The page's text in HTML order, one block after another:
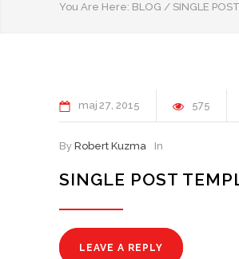
You Are Here: BLOG / SINGLE
maj 27 2015 575
By Robert Kuzma In
SINGLE POST
LEAVE A REPLY